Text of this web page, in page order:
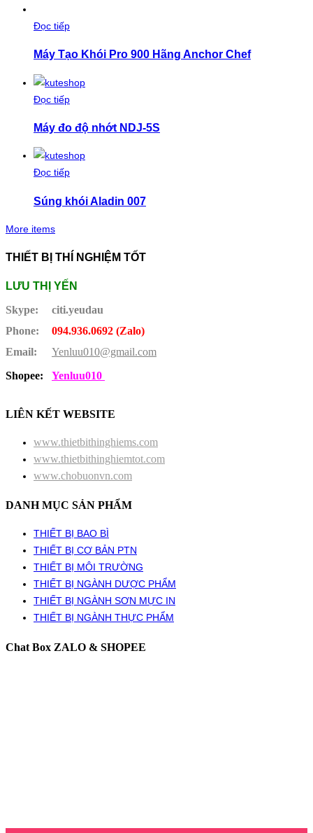
Đọc tiếp
Máy Tạo Khói Pro 900 Hãng Anchor Chef
Đọc tiếp
Máy đo độ nhớt NDJ-5S
Đọc tiếp
Súng khói Aladin 007
More items
THIẾT BỊ THÍ NGHIỆM TỐT
LƯU THỊ YẾN
Skype:
citi.yeudau
Phone:
094.936.0692 (Zalo)
Email:
Yenluu010@gmail.com
Shopee:
Yenluu010
LIÊN KẾT WEBSITE
www.thietbithinghiems.com
www.thietbithinghiemtot.com
www.chobuonvn.com
DANH MỤC SẢN PHẨM
THIẾT BỊ BAO BÌ
THIẾT BỊ CƠ BẢN PTN
THIẾT BỊ MÔI TRƯỜNG
THIẾT BỊ NGÀNH DƯỢC PHẨM
THIẾT BỊ NGÀNH SƠN MỰC IN
THIẾT BỊ NGÀNH THỰC PHẨM
Chat Box ZALO & SHOPEE